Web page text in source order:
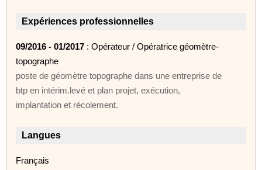
Expériences professionnelles
09/2016 - 01/2017 : Opérateur / Opératrice géomètre-
topographe
poste de géomètre topographe dans une entreprise de
btp en intérim.levé et plan projet, exécution,
implantation et récolement.
Langues
Français